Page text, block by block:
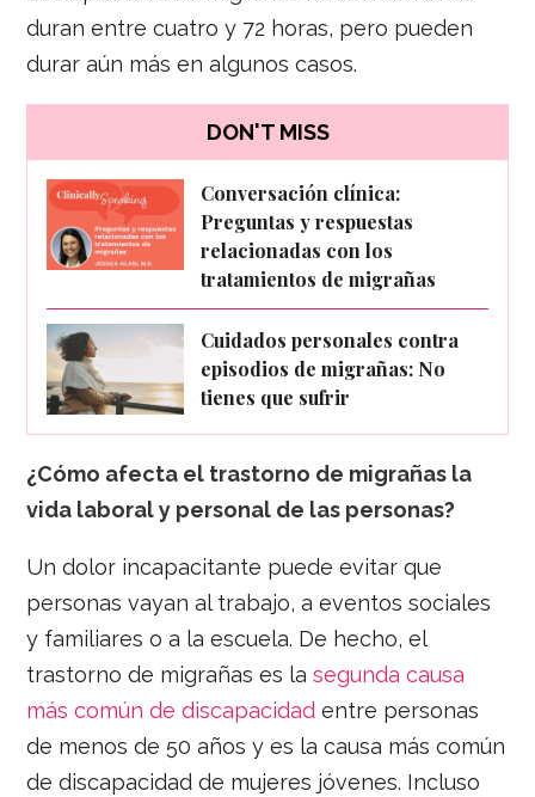
duran entre cuatro y 72 horas, pero pueden
durar aún más en algunos casos.
DON'T MISS
Conversación clínica:
Preguntas y respuestas
relacionadas con los
tratamientos de migrañas
Cuidados personales contra
episodios de migrañas: No
tienes que sufrir
¿Cómo afecta el trastorno de migrañas la
vida laboral y personal de las personas?
Un dolor incapacitante puede evitar que
personas vayan al trabajo, a eventos sociales
y familiares o a la escuela. De hecho, el
trastorno de migrañas es la segunda causa
más común de discapacidad entre personas
de menos de 50 años y es la causa más común
de discapacidad de mujeres jóvenes. Incluso